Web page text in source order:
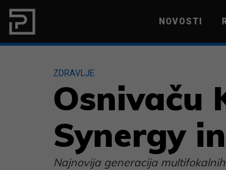
Skip to content NOVOSTI
ZDRAVLJE
Osnivaču
Synergy
Najnovija generacija